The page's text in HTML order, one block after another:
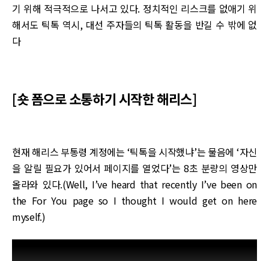
기 위해 적극적으로 나서고 있다. 정치적인 리스크를 없애기 위
해서도 틱톡 역시, 대선 주자들의 틱톡 활동을 반길 수 밖에 없
다
[숏 폼으로 소통하기 시작한 해리스]
현재 해리스 부통령 계정에는 ‘틱톡을 시작했냐’는 물음에 ‘자신
을 알릴 필요가 있어서 페이지를 열었다’는 8초 분량의 영상만
올라와 있다.(Well, I’ve heard that recently I’ve been on
the For You page so I thought I would get on here
myself.)